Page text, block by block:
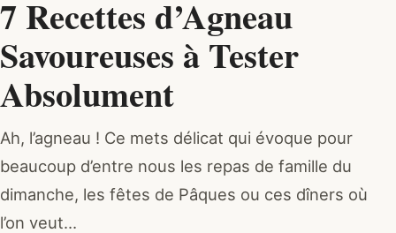
7 Recettes d’Agneau
Savoureuses à Tester
Absolument
Ah, l’agneau ! Ce mets délicat qui évoque pour
beaucoup d’entre nous les repas de famille du
dimanche, les fêtes de Pâques ou ces dîners où
l’on veut…